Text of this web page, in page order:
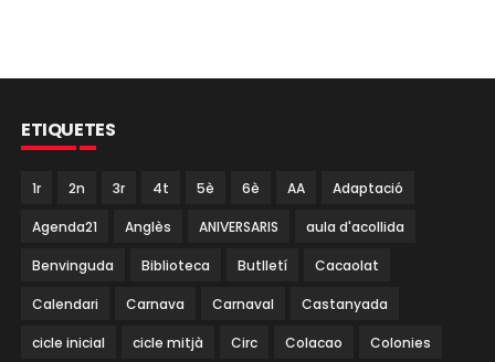
ETIQUETES
1r 2n 3r 4t 5è 6è AA Adaptació
Agenda21 Anglès ANIVERSARIS aula d'acollida
Benvinguda Biblioteca Butlletí Cacaolat
Calendari Carnava Carnaval Castanyada
cicle inicial cicle mitjà Circ Colacao Colonies